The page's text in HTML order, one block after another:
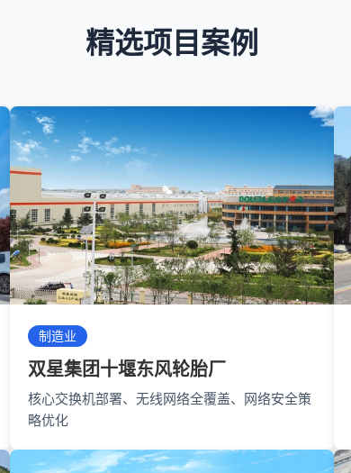
精选项目案例
制造业
双星集团十堰东风轮胎厂
核心交换机部署、无线网络全覆盖、网络安全策
略优化